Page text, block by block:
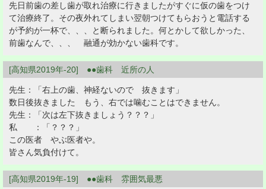
先日前歯の差し歯が取れ治療に行きましたがすぐに仮の歯をつけ
て治療終了。その夜外れてしまい翌朝つけてもらおうと電話する
が予約が一杯で、、、と断られました。何とかして欲しかった、
前歯なんで、、、 融通が効かない歯科です。
[高知県2019年-20] ●●歯科 近所の人
先生：「右上の歯、神経ないので 抜きます」
数日後抜きました もう、右では噛むことはできません。
先生：「次は左下抜きましょう？？？」
私 ：「？？？」
この医者 やぶ医者や。
皆さん気負付けて。
[高知県2019年-19] ●●歯科 雰囲気最悪